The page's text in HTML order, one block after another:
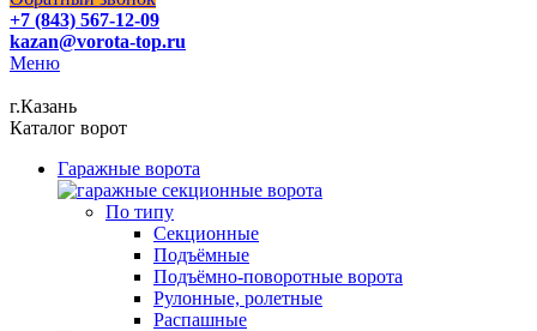
+7 (843) 567-12-09
kazan@vorota-top.ru
Меню
г.Казань
Каталог ворот
Гаражные ворота
По типу
Секционные
Подъёмные
Подъёмно-поворотные ворота
Рулонные, ролетные
Распашные